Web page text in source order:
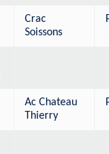
Crac
Soissons
Ac Chateau
Thierry